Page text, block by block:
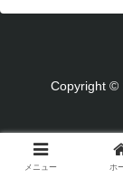
Copyright ©
メニュー ホ